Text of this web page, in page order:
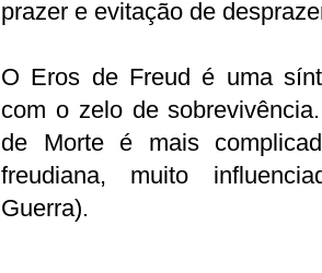
prazer e evitação de
O Eros de Freud é uma
com o zelo de
de Morte é mais
freudiana, muito
Guerra).